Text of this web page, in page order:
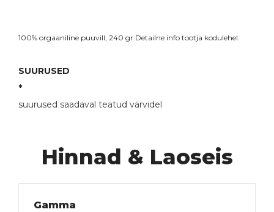
100% orgaaniline puuvill, 240 gr Detailne info tootja kodulehel.
SUURUSED
*
suurused saadaval teatud värvidel
Hinnad & Laoseis
Gamma